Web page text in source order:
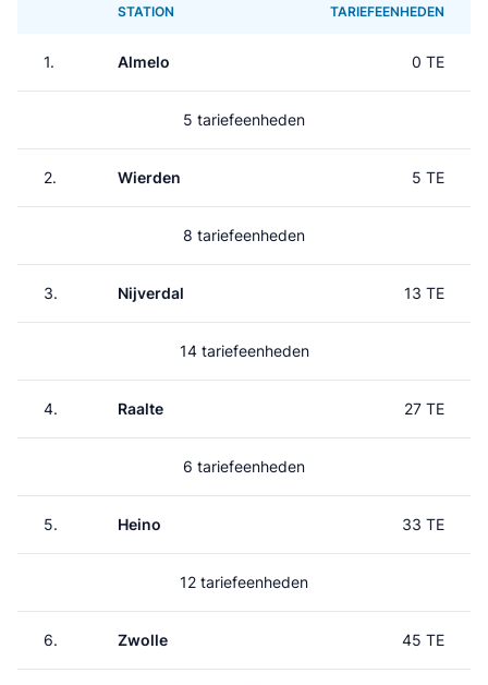
STATION TARIEFEENHEDEN
1. Almelo 0 TE
5 tariefeenheden
2. Wierden 5 TE
8 tariefeenheden
3. Nijverdal 13 TE
14 tariefeenheden
4. Raalte 27 TE
6 tariefeenheden
5. Heino 33 TE
12 tariefeenheden
6. Zwolle 45 TE